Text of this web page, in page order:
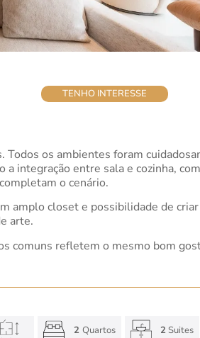
TENHO INTERESSE
os ambientes foram
integração entre sala e cozinha,
o cenário.
amplo closet e possibilidade de
arte.
comuns refletem o mesmo bom
2 Quartos 2 Suites